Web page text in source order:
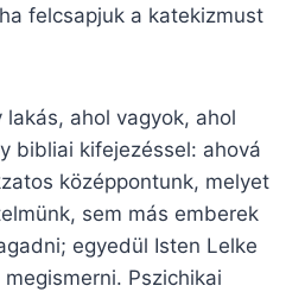
felcsapjuk a katekizmust
lakás, ahol vagyok, ahol
bibliai kifejezéssel: ahová
középpontunk, melyet
sem más emberek
egyedül Isten Lelke
Pszichikai